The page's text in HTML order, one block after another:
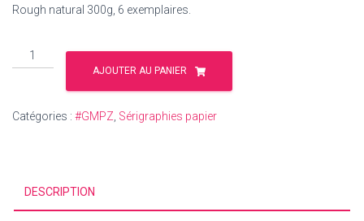
Rough natural 300g, 6 exemplaires.
quantité
de
AJOUTER AU PANIER
Catégories : #GMPZ Sérigraphies papier
DESCRIPTION